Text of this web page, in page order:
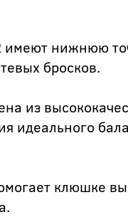
нижнюю
бросков.
из
идеального
клюшке